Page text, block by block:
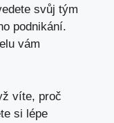
svůj tým
podnikání.
vám
víte, proč
si lépe